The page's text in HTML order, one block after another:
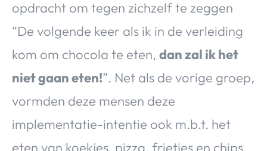
opdracht om tegen zichzelf te zeggen
“De volgende keer als ik in de verleiding
kom om chocola te eten, dan zal ik het
niet gaan eten!”. Net als de vorige groep,
vormden deze mensen deze
implementatie-intentie ook m.b.t. het
eten van koekjes, pizza, frietjes en chips.